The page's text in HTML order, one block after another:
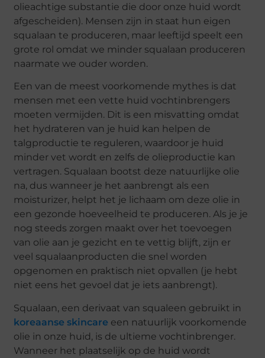
olieachtige substantie die door onze huid wordt
afgescheiden). Mensen zijn in staat hun eigen
squalaan te produceren, maar leeftijd speelt een
grote rol omdat we minder squalaan produceren
naarmate we ouder worden.
Een van de meest voorkomende mythes is dat
mensen met een vette huid vochtinbrengers
moeten vermijden. Dit is een misvatting omdat
het hydrateren van je huid kan helpen de
talgproductie te reguleren, waardoor je huid
minder vet wordt en zelfs de olieproductie kan
vertragen. Squalaan bootst deze natuurlijke olie
na, dus wanneer je het aanbrengt als een
moisturizer, helpt het je lichaam om deze olie in
een gezonde hoeveelheid te produceren. Als je je
nog steeds zorgen maakt over het toevoegen
van olie aan je gezicht en te vettig blijft, zijn er
veel squalaanproducten die snel worden
opgenomen en praktisch niet opvallen (je hebt
niet eens het gevoel dat je iets aanbrengt).
Squalaan, een derivaat van squaleen gebruikt in
koreaanse skincare een natuurlijk voorkomende
olie in onze huid, is de ultieme vochtinbrenger.
Wanneer het plaatselijk op de huid wordt